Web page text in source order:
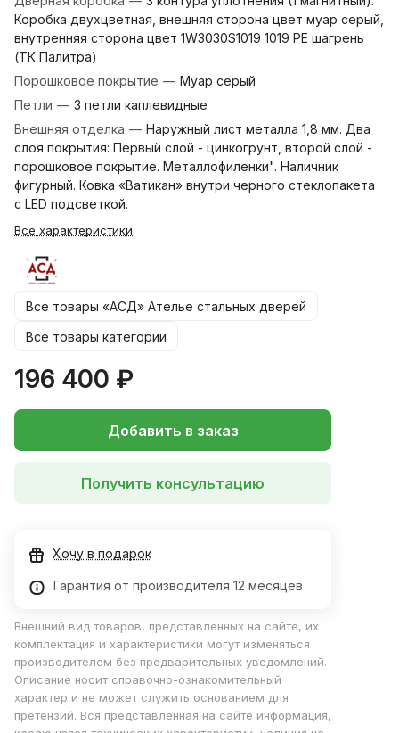
Коробка двухцветная, внешняя сторона цвет муар серый,
внутренняя сторона цвет 1W3030S1019 1019 PE шагрень
(ТК Палитра)
Порошковое покрытие — Муар серый
Петли — 3 петли каплевидные
Внешняя отделка — Наружный лист металла 1,8 мм. Два
слоя покрытия: Первый слой - цинкогрунт, второй слой -
порошковое покрытие. Металлофиленки". Наличник
фигурный. Ковка «Ватикан» внутри черного стеклопакета
с LED подсветкой.
Все характеристики
Все товары «АСД» Ателье стальных дверей
Все товары категории
196 400 ₽
Добавить в заказ
Получить консультацию
Хочу в подарок
Гарантия от производителя 12 месяцев
Внешний вид товаров, представленных на сайте, их
комплектация и характеристики могут изменяться
производителем без предварительных уведомлений.
Описание носит справочно-ознакомительный
характер и не может служить основанием для
претензий. Вся представленная на сайте информация,